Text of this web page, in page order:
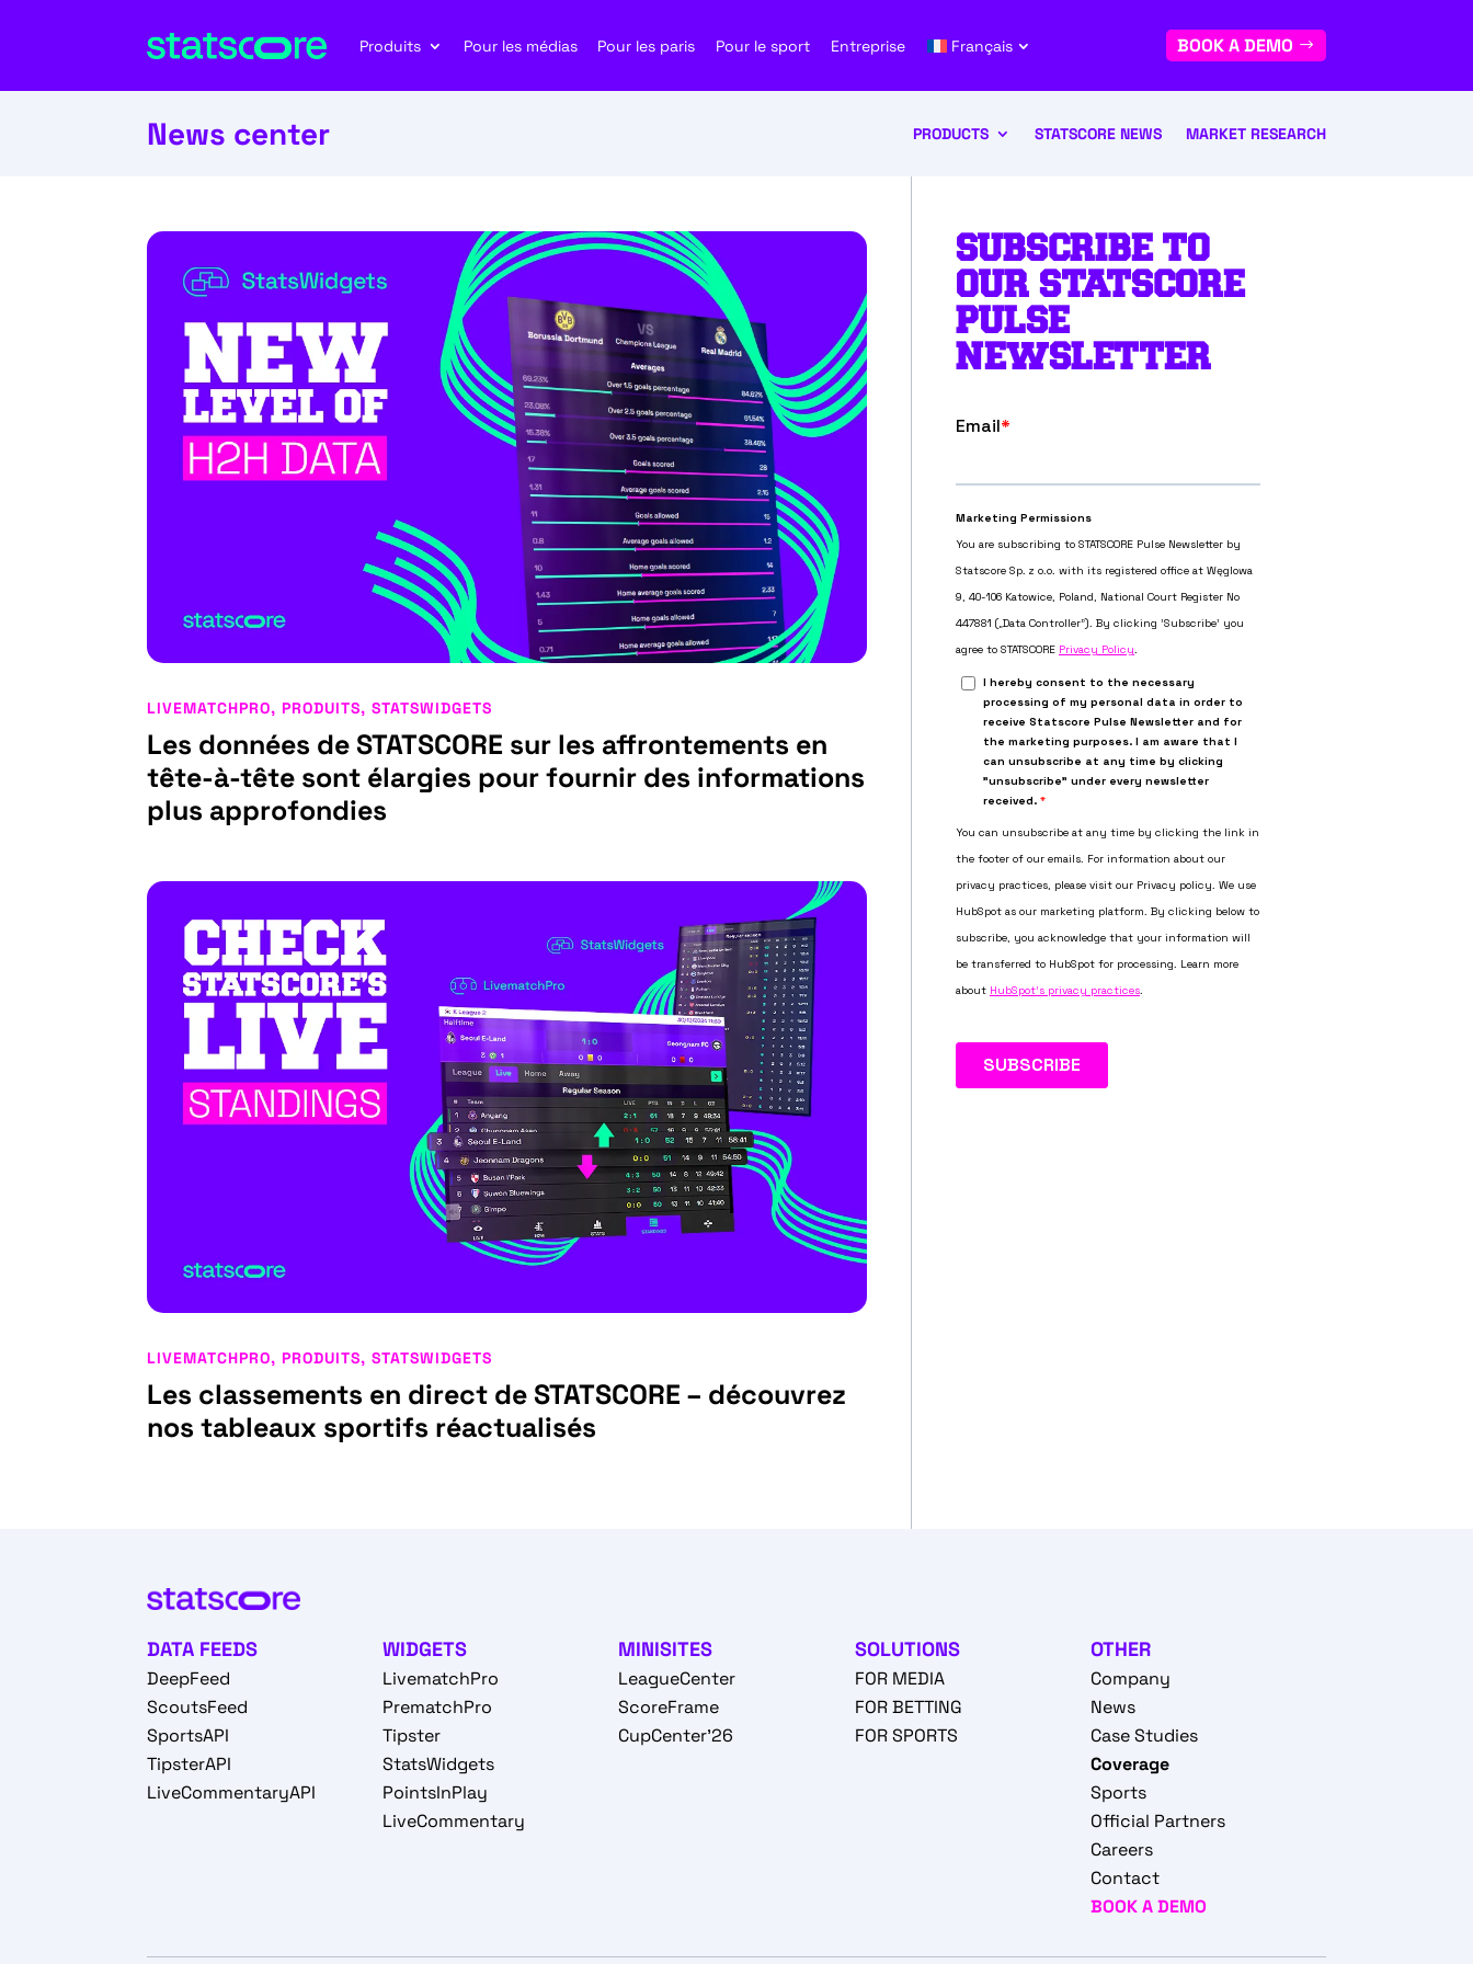
Produits Pour les médias Pour les paris Pour le sport Entreprise Français BOOK A DEMO
News center PRODUCTS STATSCORE NEWS MARKET RESEARCH
Les données de STATSCORE sur les affrontements en
tête-à-tête sont élargies pour fournir des informations
plus approfondies
LIVEMATCHPRO, PRODUITS,STATSWIDGETS
Les classements en direct de STATSCORE – découvrez
nos tableaux sportifs réactualisés
LIVEMATCHPRO, PRODUITS,STATSWIDGETS
SUBSCRIBE TO
OUR STATSCORE
PULSE
NEWSLETTER
DATA FEEDS
DeepFeed
ScoutsFeed
SportsAPI
TipsterAPI
LiveCommentaryAPI
WIDGETS
LivematchPro
PrematchPro
Tipster
StatsWidgets
PointsInPlay
LiveCommentary
MINISITES
LeagueCenter
ScoreFrame
CupCenter'26
SOLUTIONS
FOR MEDIA
FOR BETTING
FOR SPORTS
OTHER
Company
News
Case Studies
Coverage
Sports
Official Partners
Careers
Contact
BOOK A DEMO